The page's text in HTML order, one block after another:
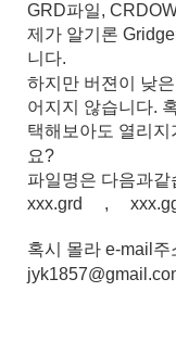
GRD파일,
제가 알기론
니다.
하지만 버젼이 낮
어지지 않습니다.
택해보아도 열리
요?
파일명은 다음과같
xxx.grd ,
혹시 몰라 e-mail주